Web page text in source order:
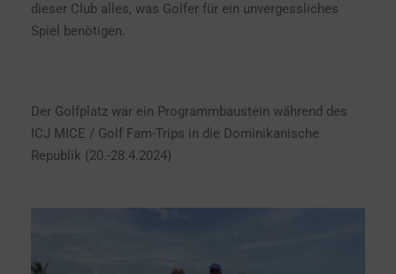
dieser Club alles, was Golfer für ein unvergessliches
Spiel benötigen.
Der Golfplatz war ein Programmbaustein während des
ICJ MICE / Golf Fam-Trips in die Dominikanische
Republik (20.-28.4.2024)